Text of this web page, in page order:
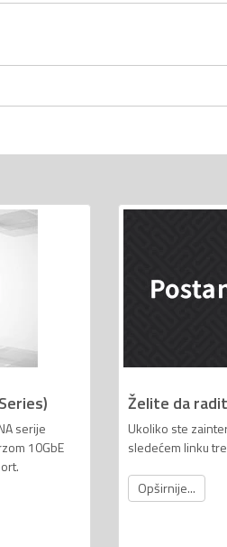
serije
10GbE
Želite da
Ukoliko ste
sledećem linku
Opširnije...